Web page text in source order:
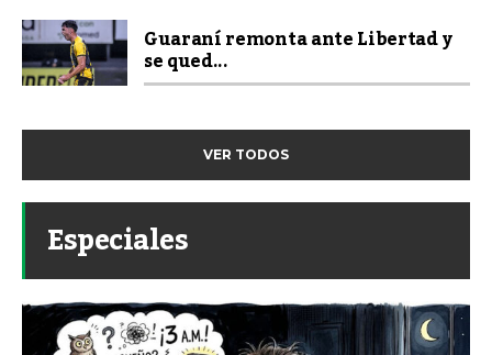
Guaraní remonta ante Libertad y
se qued...
VER TODOS
Especiales